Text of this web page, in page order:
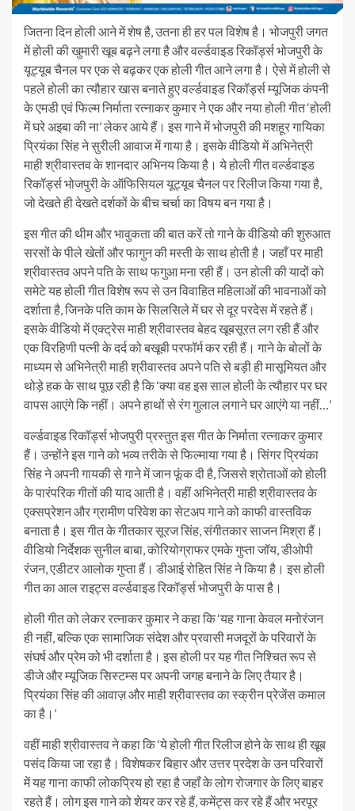
जितना दिन होली आने में शेष है, उतना ही हर पल विशेष है। भोजपुरी जगत
में होली की खुमारी खूब बढ़ने लगा है और वर्ल्डवाइड रिकॉर्ड्स भोजपुरी के
यूट्यूब चैनल पर एक से बढ़कर एक होली गीत आने लगा है। ऐसे में होली से
पहले होली का त्यौहार खास बनाते हुए वर्ल्डवाइड रिकॉर्ड्स म्यूजिक कंपनी
के एमडी एवं फिल्म निर्माता रत्नाकर कुमार ने एक और नया होली गीत ‘होली
में घरे अइबा की ना’ लेकर आये हैं। इस गाने में भोजपुरी की मशहूर गायिका
प्रियंका सिंह ने सुरीली आवाज में गाया है। इसके वीडियो में अभिनेत्री
माही श्रीवास्तव के शानदार अभिनय किया है। ये होली गीत वर्ल्डवाइड
रिकॉर्ड्स भोजपुरी के ऑफिसियल यूट्यूब चैनल पर रिलीज किया गया है,
जो देखते ही देखते दर्शकों के बीच चर्चा का विषय बन गया है।
इस गीत की थीम और भावुकता की बात करें तो गाने के वीडियो की शुरुआत
सरसों के पीले खेतों और फागुन की मस्ती के साथ होती है। जहाँ पर माही
श्रीवास्तव अपने पति के साथ फगुआ मना रही हैं। उन होली की यादों को
समेटे यह होली गीत विशेष रूप से उन विवाहित महिलाओं की भावनाओं को
दर्शाता है, जिनके पति काम के सिलसिले में घर से दूर परदेस में रहते हैं।
इसके वीडियो में एक्ट्रेस माही श्रीवास्तव बेहद खूबसूरत लग रही हैं और
एक विरहिणी पत्नी के दर्द को बखूबी परफॉर्म कर रही हैं। गाने के बोलों के
माध्यम से अभिनेत्री माही श्रीवास्तव अपने पति से बड़ी ही मासूमियत और
थोड़े हक के साथ पूछ रही है कि ‘क्या वह इस साल होली के त्यौहार पर घर
वापस आएंगे कि नहीं। अपने हाथों से रंग गुलाल लगाने घर आएंगे या नहीं…’
वर्ल्डवाइड रिकॉर्ड्स भोजपुरी प्रस्तुत इस गीत के निर्माता रत्नाकर कुमार
हैं। उन्होंने इस गाने को भव्य तरीके से फिल्माया गया है। सिंगर प्रियंका
सिंह ने अपनी गायकी से गाने में जान फूंक दी है, जिससे श्रोताओं को होली
के पारंपरिक गीतों की याद आती है। वहीं अभिनेत्री माही श्रीवास्तव के
एक्सप्रेशन और ग्रामीण परिवेश का सेटअप गाने को काफी वास्तविक
बनाता है। इस गीत के गीतकार सूरज सिंह, संगीतकार साजन मिश्रा हैं।
वीडियो निर्देशक सुनील बाबा, कोरियोग्राफर एमके गुप्ता जॉय, डीओपी
रंजन, एडीटर आलोक गुप्ता हैं। डीआई रोहित सिंह ने किया है। इस होली
गीत का आल राइट्स वर्ल्डवाइड रिकॉर्ड्स भोजपुरी के पास है।
होली गीत को लेकर रत्नाकर कुमार ने कहा कि ‘यह गाना केवल मनोरंजन
ही नहीं, बल्कि एक सामाजिक संदेश और प्रवासी मजदूरों के परिवारों के
संघर्ष और प्रेम को भी दर्शाता है। इस होली पर यह गीत निश्चित रूप से
डीजे और म्यूजिक सिस्टम्स पर अपनी जगह बनाने के लिए तैयार है।
प्रियंका सिंह की आवाज़ और माही श्रीवास्तव का स्क्रीन प्रेजेंस कमाल
का है।’
वहीं माही श्रीवास्तव ने कहा कि ‘ये होली गीत रिलीज होने के साथ ही खूब
पसंद किया जा रहा है। विशेषकर बिहार और उत्तर प्रदेश के उन परिवारों
में यह गाना काफी लोकप्रिय हो रहा है जहाँ के लोग रोजगार के लिए बाहर
रहते हैं। लोग इस गाने को शेयर कर रहे हैं, कमेंट्स कर रहे हैं और भरपूर